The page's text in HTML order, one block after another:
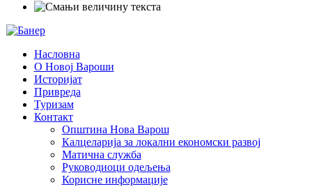
Насловна
О Новој Вароши
Историјат
Привреда
Туризам
Контакт
Општина Нова Варош
Калцеларија за локални економски развој
Матична служба
Руководиоци одељења
Корисне информације